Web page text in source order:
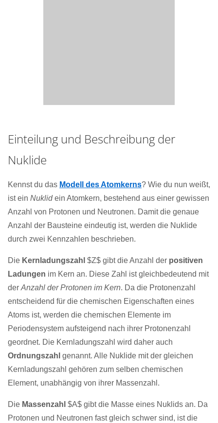
Einteilung und Beschreibung der
Nuklide
Kennst du das Modell des Atomkerns? Wie du nun weißt,
ist ein Nuklidein Atomkern, bestehend aus einer gewissen
Anzahl von Protonen und Neutronen. Damit die genaue
Anzahl der Bausteine eindeutig ist, werden die Nuklide
durch zwei Kennzahlen beschrieben.
Die Kernladungszahl $Z$ gibt die Anzahl der positiven
Ladungen im Kern an. Diese Zahl ist gleichbedeutend mit
der Anzahl der Protonen im Kern. Da die Protonenzahl
entscheidend für die chemischen Eigenschaften eines
Atoms ist, werden die chemischen Elemente im
Periodensystem aufsteigend nach ihrer Protonenzahl
geordnet. Die Kernladungszahl wird daher auch
Ordnungszahl genannt. Alle Nuklide mit der gleichen
Kernladungszahl gehören zum selben chemischen
Element, unabhängig von ihrer Massenzahl.
Die Massenzahl $A$ gibt die Masse eines Nuklids an. Da
Protonen und Neutronen fast gleich schwer sind, ist die